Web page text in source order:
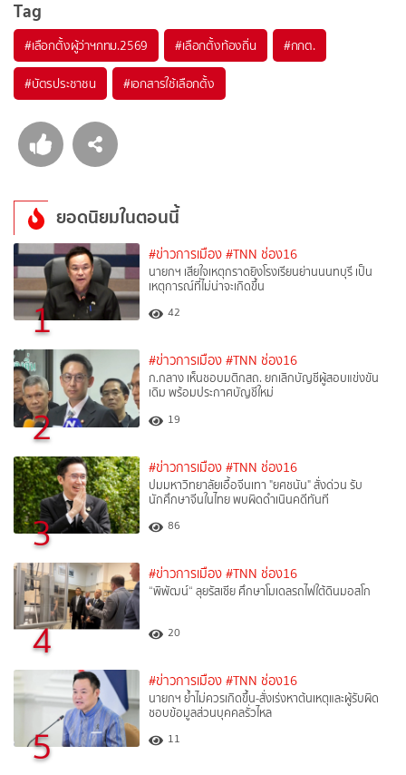
Tag
#เลือกตั้งผู้ว่าฯกทม.2569 #เลือกตั้งท้องถิ่น #กกต.
#บัตรประชาชน #เอกสารใช้เลือกตั้ง
ยอดนิยมในตอนนี้
1
#ข่าวการเมือง #TNN ช่อง16
นายกฯ เสียใจเหตุกราดยิงโรงเรียนย่านนนทบุรี เป็น
เหตุการณ์ที่ไม่น่าจะเกิดขึ้น
42
2
#ข่าวการเมือง #TNN ช่อง16
ก.กลาง เห็นชอบมติกสถ. ยกเลิกบัญชีผู้สอบแข่งขัน
เดิม พร้อมประกาศบัญชีใหม่
19
3
#ข่าวการเมือง #TNN ช่อง16
ปมมหาวิทยาลัยเอื้อจีนเทา "ยศชนัน" สั่งด่วน รับ
นักศึกษาจีนในไทย พบผิดดำเนินคดีทันที
86
4
#ข่าวการเมือง #TNN ช่อง16
“พิพัฒน์“ ลุยรัสเซีย ศึกษาโมเดลรถไฟใต้ดินมอสโก
20
5
#ข่าวการเมือง #TNN ช่อง16
นายกฯ ย้ำไม่ควรเกิดขึ้น-สั่งเร่งหาต้นเหตุและผู้รับผิด
ชอบข้อมูลส่วนบุคคลรั่วไหล
11